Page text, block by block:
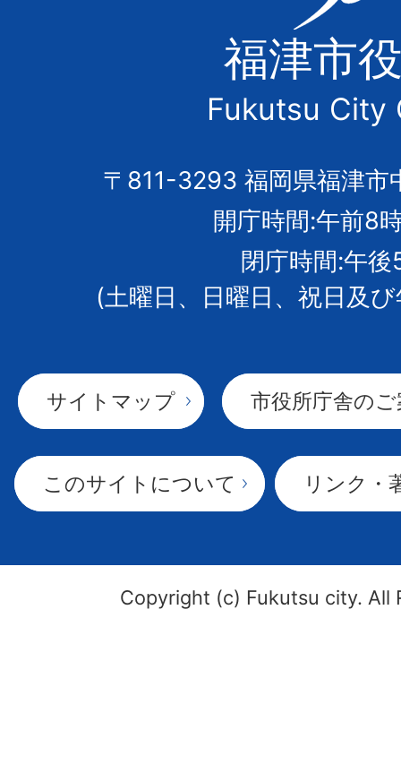
津
市
の
市
章
福津市
Fukutsu City
〒811-3293 福岡県福津市
開庁時間:午前8
閉庁時間:午後
(土曜日、日曜日、祝日及
サイトマップ 市役所庁舎の
このサイトについて リンク・
Copyright (c) Fukutsu city. All